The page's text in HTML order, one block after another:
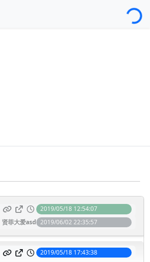
2019/05/18 12:54:07
贤菲大爱asd 2019/06/02 22:35:57
2019/05/18 17:43:38